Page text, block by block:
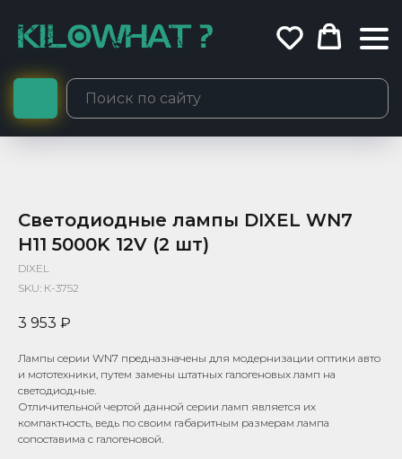
Светодиодные лампы DIXEL WN7
H11 5000K 12V (2 шт)
DIXEL
SKU: К-3752
3 953 ₽
Лампы серии WN7 предназначены для модернизации оптики авто
и мототехники, путем замены штатных галогеновых ламп на
светодиодные.
Отличительной чертой данной серии ламп является их
компактность, ведь по своим габаритным размерам лампа
сопоставима с галогеновой.